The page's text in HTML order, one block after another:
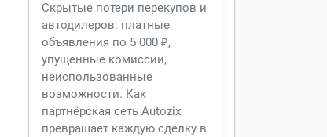
Скрытые потери перекупов и
автодилеров: платные
объявления по 5 000 ₽,
упущенные комиссии,
неиспользованные
возможности. Как
партнёрская сеть Autozix
превращает каждую сделку в